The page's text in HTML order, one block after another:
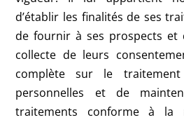
d’établir les finalités de ses
de fournir à ses prospects et
collecte de leurs
complète sur le
personnelles et de
traitements conforme à la